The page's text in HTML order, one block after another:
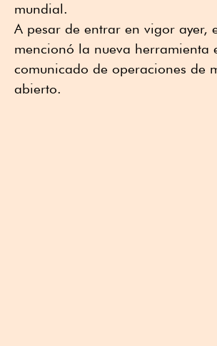
mundial.
A pesar de entrar en vigor ayer,
mencionó la nueva herramienta
comunicado de operaciones de
abierto.